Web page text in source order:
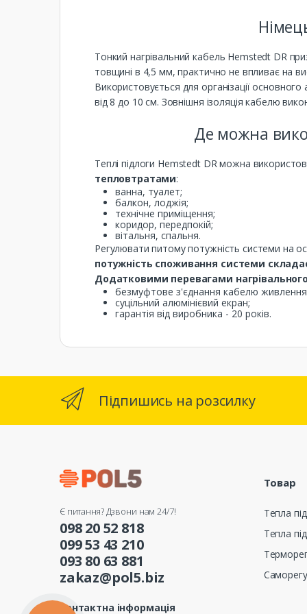
Тонкий нагрівальний кабель Hemstedt DR
товщині в 4,5 мм, практично не впливає на
Використовується для організації
від 8 до 10 см. Зовнішня ізоляція кабелю
Де можна
Теплі підлоги Hemstedt DR можна
тепловтратами:
ванна, туалет;
балкон, лоджія;
технічне приміщення;
коридор, передпокій;
вітальня, спальня.
Регулювати питому потужність системи на
потужність споживання системи
Додатковими перевагами
безмуфтове з'єднання кабелю живлення
суцільний алюмінієвий екран;
гарантія від виробника - 20 років.
Підпишись на розсилку
Є питання? Дзвони нам 24/7!
098 20 52 818
099 53 43 210
093 80 63 881
zakaz@pol5.biz
Контактна інформація
Товар
Тепла
Тепла